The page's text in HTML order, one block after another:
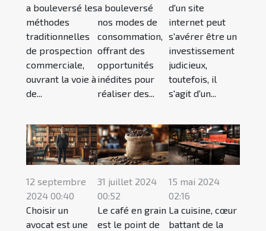
a bouleversé les
méthodes
traditionnelles
de prospection
commerciale,
ouvrant la voie à
de...
a bouleversé
nos modes de
consommation,
offrant des
opportunités
inédites pour
réaliser des...
d'un site
internet peut
s'avérer être un
investissement
judicieux,
toutefois, il
s'agit d'un...
12 septembre
2024 00:40
Choisir un
avocat est une
31 juillet 2024
00:52
Le café en grain
est le point de
15 mai 2024
02:16
La cuisine, cœur
battant de la